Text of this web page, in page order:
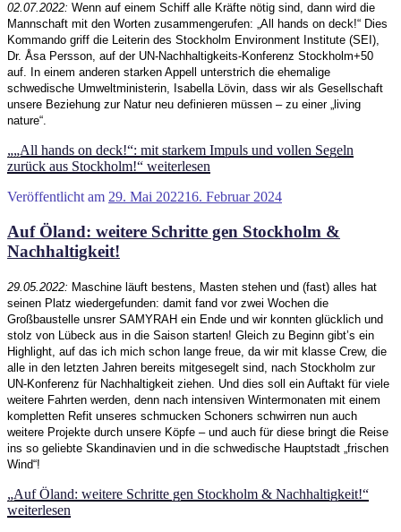
02.07.2022: Wenn auf einem Schiff alle Kräfte nötig sind, dann wird die
Mannschaft mit den Worten zusammengerufen: „All hands on deck!“ Dies
Kommando griff die Leiterin des Stockholm Environment Institute (SEI),
Dr. Åsa Persson, auf der UN-Nachhaltigkeits-Konferenz Stockholm+50
auf. In einem anderen starken Appell unterstrich die ehemalige
schwedische Umweltministerin, Isabella Lövin, dass wir als Gesellschaft
unsere Beziehung zur Natur neu definieren müssen – zu einer „living
nature“.
„„All hands on deck!“: mit starkem Impuls und vollen Segeln
zurück aus Stockholm!“ weiterlesen
Veröffentlicht am 29. Mai 202216. Februar 2024
Auf Öland: weitere Schritte gen Stockholm &
Nachhaltigkeit!
29.05.2022: Maschine läuft bestens, Masten stehen und (fast) alles hat
seinen Platz wiedergefunden: damit fand vor zwei Wochen die
Großbaustelle unsrer SAMYRAH ein Ende und wir konnten glücklich und
stolz von Lübeck aus in die Saison starten! Gleich zu Beginn gibt’s ein
Highlight, auf das ich mich schon lange freue, da wir mit klasse Crew, die
alle in den letzten Jahren bereits mitgesegelt sind, nach Stockholm zur
UN-Konferenz für Nachhaltigkeit ziehen. Und dies soll ein Auftakt für viele
weitere Fahrten werden, denn nach intensiven Wintermonaten mit einem
kompletten Refit unseres schmucken Schoners schwirren nun auch
weitere Projekte durch unsere Köpfe – und auch für diese bringt die Reise
ins so geliebte Skandinavien und in die schwedische Hauptstadt „frischen
Wind“!
„Auf Öland: weitere Schritte gen Stockholm & Nachhaltigkeit!“
weiterlesen